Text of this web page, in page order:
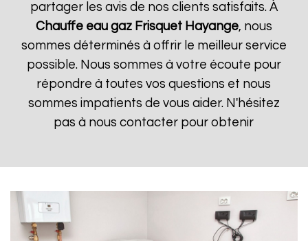
partager les avis de nos clients satisfaits. À
Chauffe eau gaz Frisquet Hayange, nous
sommes déterminés à offrir le meilleur service
possible. Nous sommes à votre écoute pour
répondre à toutes vos questions et nous
sommes impatients de vous aider. N'hésitez
pas à nous contacter pour obtenir